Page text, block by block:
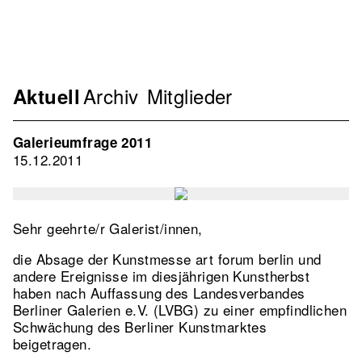
Navigation
Verband
2nd
Level
AktuellArchiv Mitglieder
Galerieumfrage 2011
15.12.2011
Sehr geehrte/r Galerist/innen,
die Absage der Kunstmesse art forum berlin und
andere Ereignisse im diesjährigen Kunstherbst
haben nach Auffassung des Landesverbandes
Berliner Galerien e.V. (LVBG) zu einer empfindlichen
Schwächung des Berliner Kunstmarktes
beigetragen.